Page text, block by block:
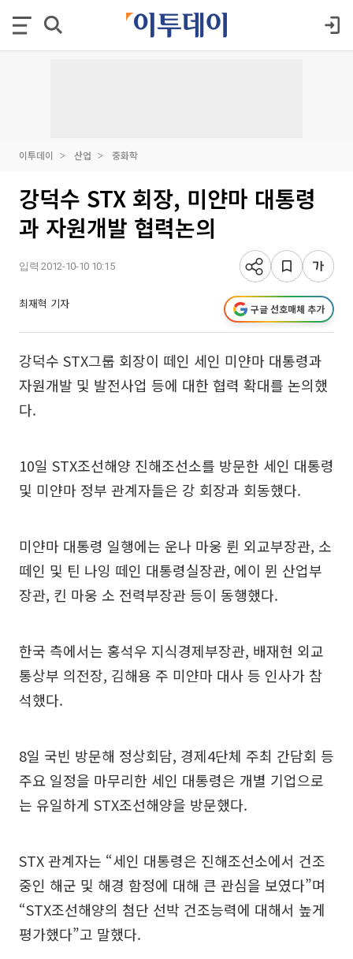
이투데이 산업 중화학
강덕수 STX 회장, 미얀마 대통령
과 자원개발 협력논의
입력 2012-10-10 10:15
최재혁 기자 구글 선호매체 추가
강덕수 STX그룹 회장이 떼인 세인 미얀마 대통령과
자원개발 및 발전사업 등에 대한 협력 확대를 논의했
다.
10일 STX조선해양 진해조선소를 방문한 세인 대통령
및 미얀마 정부 관계자들은 강 회장과 회동했다.
미얀마 대통령 일행에는 운나 마웅 륀 외교부장관, 소
떼인 및 틴 나잉 떼인 대통령실장관, 에이 뮌 산업부
장관, 킨 마웅 소 전력부장관 등이 동행했다.
한국 측에서는 홍석우 지식경제부장관, 배재현 외교
통상부 의전장, 김해용 주 미얀마 대사 등 인사가 참
석했다.
8일 국빈 방문해 정상회담, 경제4단체 주최 간담회 등
주요 일정을 마무리한 세인 대통령은 개별 기업으로
는 유일하게 STX조선해양을 방문했다.
STX 관계자는 “세인 대통령은 진해조선소에서 건조
중인 해군 및 해경 함정에 대해 큰 관심을 보였다”며
“STX조선해양의 첨단 선박 건조능력에 대해서 높게
평가했다”고 말했다.